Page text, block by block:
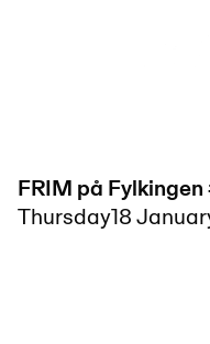
FRIM på Fylkingen
Thursday18